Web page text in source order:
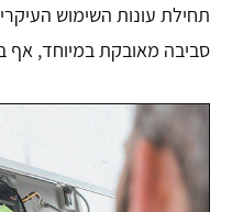
תחילת עונות השימוש
סביבה מאובקת במיוחד, אף